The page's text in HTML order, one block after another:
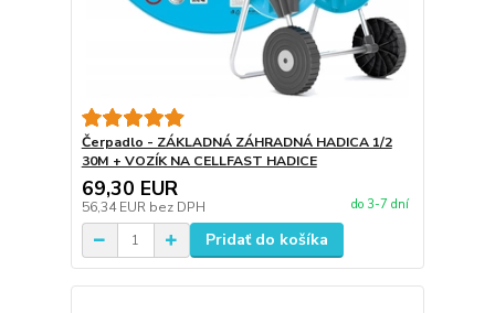
Čerpadlo - ZÁKLADNÁ ZÁHRADNÁ HADICA 1/2
30M + VOZÍK NA CELLFAST HADICE
69,30 EUR
56,34 EUR bez DPH do 3-7 dní
Pridať do košíka